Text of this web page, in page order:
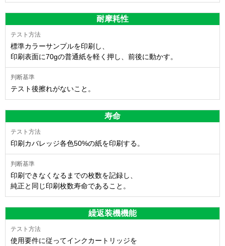
耐摩耗性
標準カラーサンプルを印刷し、
印刷表面に70gの普通紙を軽く押し、前後に動かす。
テスト後擦れがないこと。
寿命
印刷カバレッジ各色50%の紙を印刷する。
印刷できなくなるまでの枚数を記録し、
純正と同じ印刷枚数寿命であること。
繰返装機機能
使用要件に従ってインクカートリッジを